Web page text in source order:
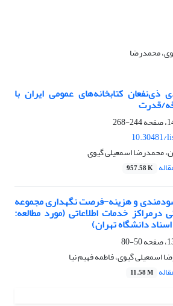
محمدرضا
ذی‌نفعان کتابخانه‌های عمومی ایران با
قدرت
244-268
10.30481/
محمدرضا اسمعیلی گیوی
957.58 K
و هزینه-فرصت نگهداری مجموعه
درمراکز خدمات اطلاعاتی (مورد مطالعه:
دانشگاه تهران)
50-80
اسمعیلی گیوی، فاطمه فهیم نیا
11.58 M